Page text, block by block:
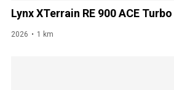
Lynx XTerrain RE 900 ACE Turbo
2026 1 km